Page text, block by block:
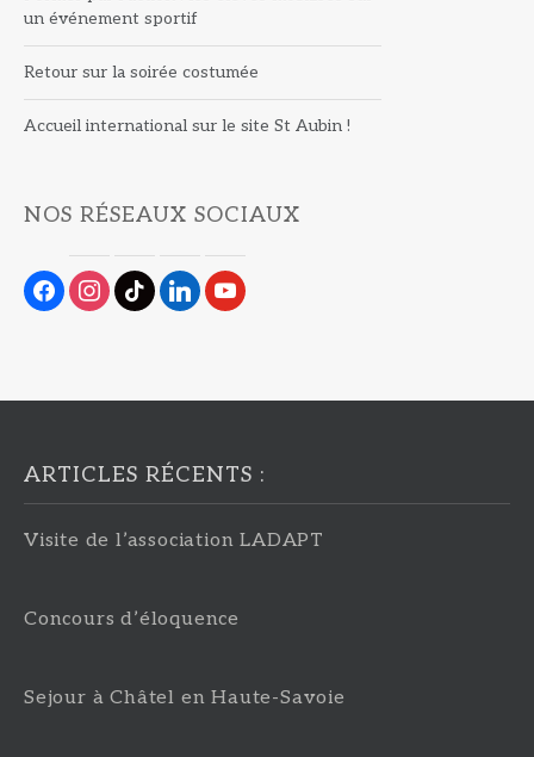
un événement sportif
Retour sur la soirée costumée
Accueil international sur le site St Aubin !
NOS RÉSEAUX SOCIAUX
facebookinstagram
tiktoklinkedinyoutube
ARTICLES RÉCENTS :
Visite de l’association LADAPT
Concours d’éloquence
Sejour à Châtel en Haute-Savoie